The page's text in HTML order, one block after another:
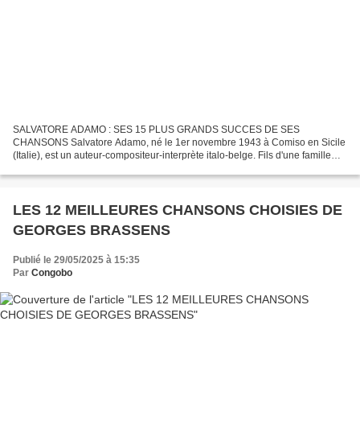
SALVATORE ADAMO : SES 15 PLUS GRANDS SUCCES DE SES
CHANSONS Salvatore Adamo, né le 1er novembre 1943 à Comiso en Sicile
(Italie), est un auteur-compositeur-interprète italo-belge. Fils d'une famille
LES 12 MEILLEURES CHANSONS CHOISIES DE
GEORGES BRASSENS
Publié le 29/05/2025 à 15:35
Par Congobo